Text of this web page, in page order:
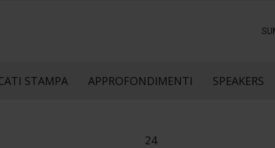
STAMPA APPROFONDIMENTI SPEAKERS
24